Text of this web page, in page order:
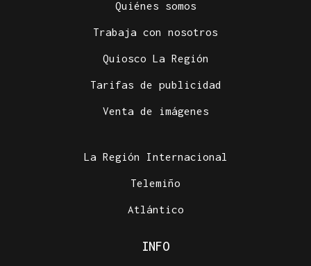
Quiénes somos
Trabaja con nosotros
Quiosco La Región
Tarifas de publicidad
Venta de imágenes
La Región Internacional
Telemiño
Atlántico
INFO